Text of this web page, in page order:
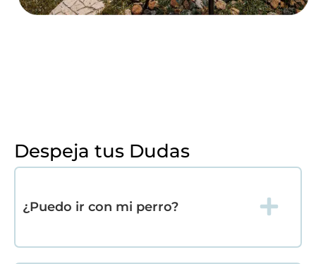
Despeja tus Dudas
¿Puedo ir con mi perro?